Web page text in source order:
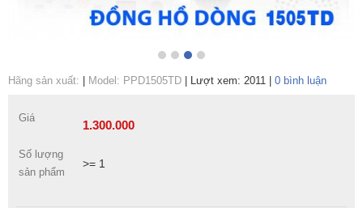
Hãng sản xuất: Model: PPD1505TD Lượt xem: 2011 0 bình luận
Giá
Số lượng
sản phẩm
1.300.000
>= 1